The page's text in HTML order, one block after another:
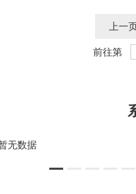
上一
前往第
无数据